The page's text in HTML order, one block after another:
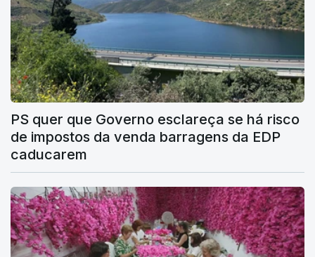
PS quer que Governo esclareça se há risco
de impostos da venda barragens da EDP
caducarem